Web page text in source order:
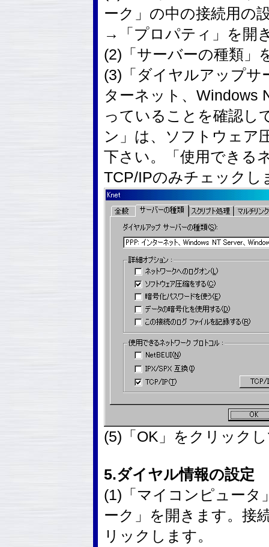
ーク」の中の接続用の
→「プロパティ」を開
(2)「サーバーの種類」
(3)「ダイヤルアップサ
ターネット、Windows
っていることを確認し
ン」は、ソフトウェア
下さい。「使用できる
TCP/IPのみチェックし
(5)「OK」をクリック
5.ダイヤル情報の設定
(1)「マイコンピュー
ーク」を開きます。接
リックします。